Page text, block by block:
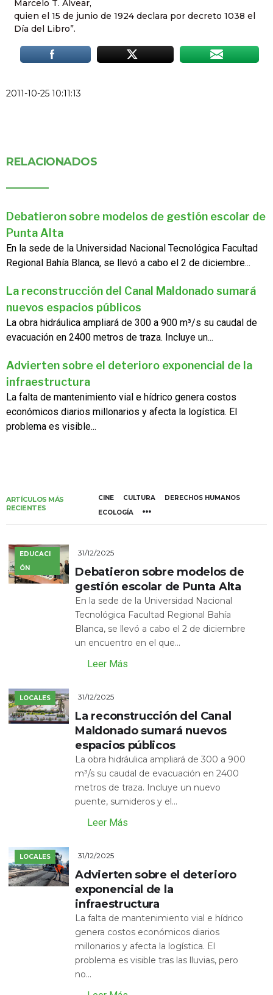
Marcelo T. Alvear,
quien el 15 de junio de 1924 declara por decreto 1038 el
Día del Libro”.
2011-10-25 10:11:13
RELACIONADOS
Debatieron sobre modelos de gestión escolar de
Punta Alta
En la sede de la Universidad Nacional Tecnológica Facultad
Regional Bahía Blanca, se llevó a cabo el 2 de diciembre...
La reconstrucción del Canal Maldonado sumará
nuevos espacios públicos
La obra hidráulica ampliará de 300 a 900 m³/s su caudal de
evacuación en 2400 metros de traza. Incluye un...
Advierten sobre el deterioro exponencial de la
infraestructura
La falta de mantenimiento vial e hídrico genera costos
económicos diarios millonarios y afecta la logística. El
problema es visible...
ARTÍCULOS MÁS
RECIENTES
CINE CULTURA
DERECHOS HUMANOS
ECOLOGÍA
EDUCACI
ÓN
31/12/2025
Debatieron sobre modelos de
gestión escolar de Punta Alta
En la sede de la Universidad Nacional
Tecnológica Facultad Regional Bahía
Blanca, se llevó a cabo el 2 de diciembre
un encuentro en el que...
Leer Más
LOCALES 31/12/2025
La reconstrucción del Canal
Maldonado sumará nuevos
espacios públicos
La obra hidráulica ampliará de 300 a 900
m³/s su caudal de evacuación en 2400
metros de traza. Incluye un nuevo
puente, sumideros y el...
Leer Más
LOCALES 31/12/2025
Advierten sobre el deterioro
exponencial de la
infraestructura
La falta de mantenimiento vial e hídrico
genera costos económicos diarios
millonarios y afecta la logística. El
problema es visible tras las lluvias, pero
no...